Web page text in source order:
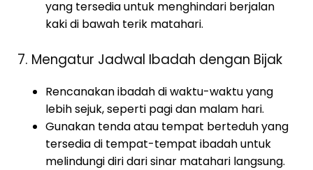
yang tersedia untuk menghindari berjalan
kaki di bawah terik matahari.
7. Mengatur Jadwal Ibadah dengan Bijak
Rencanakan ibadah di waktu-waktu yang
lebih sejuk, seperti pagi dan malam hari.
Gunakan tenda atau tempat berteduh yang
tersedia di tempat-tempat ibadah untuk
melindungi diri dari sinar matahari langsung.